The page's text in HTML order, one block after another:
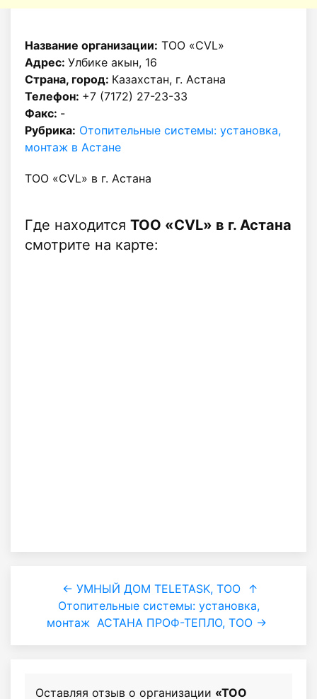
Название организации: ТОО «CVL»
Адрес: Улбике акын, 16
Страна, город: Казахстан, г. Астана
Телефон: +7 (7172) 27-23-33
Факс: -
Рубрика: Отопительные системы: установка,
монтаж в Астане
ТОО «CVL» в г. Астана
Где находится ТОО «CVL» в г. Астана
смотрите на карте:
← УМНЫЙ ДОМ TELETASK, ТОО ↑
Отопительные системы: установка,
монтаж АСТАНА ПРОФ-ТЕПЛО, ТОО →
Оставляя отзыв о организации «ТОО